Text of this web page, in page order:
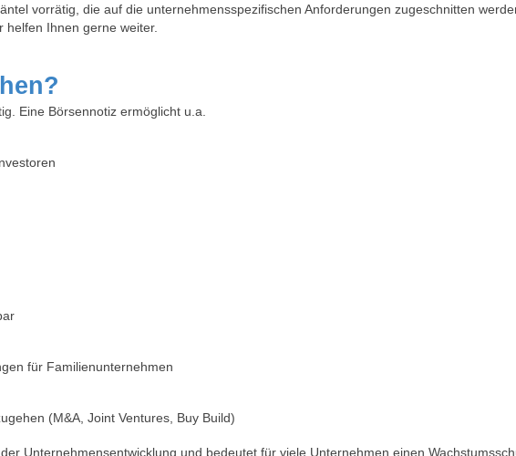
vorrätig, die auf die unternehmensspezifischen Anforderungen zugeschnitten
Ihnen gerne weiter.
Eine Börsennotiz ermöglicht u.a.
für Familienunternehmen
(M&A, Joint Ventures, Buy Build)
Unternehmensentwicklung und bedeutet für viele Unternehmen einen